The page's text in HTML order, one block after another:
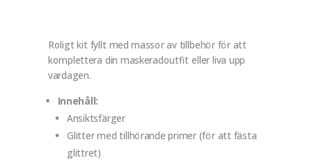
Roligt kit fyllt med massor av tillbehör för att
komplettera din maskeradoutfit eller liva upp
vardagen.
Innehåll:
Ansiktsfärger
Glitter med tillhörande primer (för att fästa
glittret)